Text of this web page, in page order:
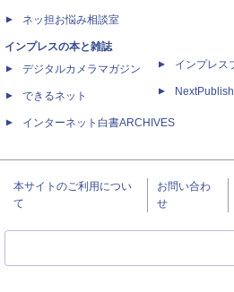
ネッ担お悩み相談室
インプレスの本と雑誌
デジタルカメラマガジン
できるネット
インターネット白書ARCHIVES
インプレス
本サイトのご利用につい
て
お問い合わ
せ